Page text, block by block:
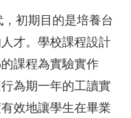
初期目的是培養台
才。學校課程設計
課程為實驗實作
為期一年的工讀實
效地讓學生在畢業